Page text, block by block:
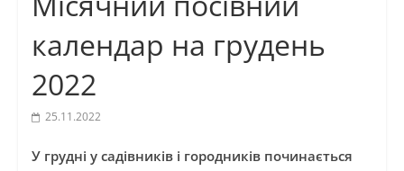
календар на грудень
2022
25.11.2022
У грудні у садівників і городників починається